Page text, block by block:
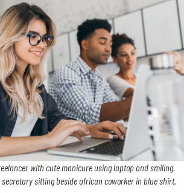
with cute manicure using laptop and smiling.
sitting beside african coworker in blue shirt.